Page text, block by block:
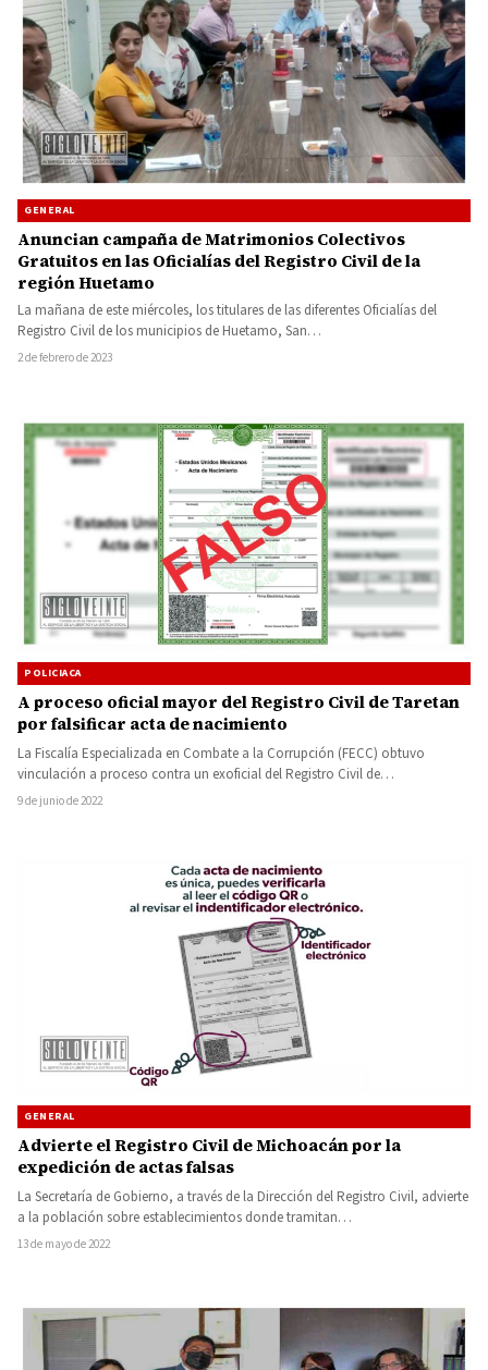
GENERAL
Anuncian campaña de Matrimonios Colectivos
Gratuitos en las Oficialías del Registro Civil de la
región Huetamo
La mañana de este miércoles, los titulares de las diferentes Oficialías del
Registro Civil de los municipios de Huetamo, San…
2 de febrero de 2023
POLICIACA
A proceso oficial mayor del Registro Civil de Taretan
por falsificar acta de nacimiento
La Fiscalía Especializada en Combate a la Corrupción (FECC) obtuvo
vinculación a proceso contra un exoficial del Registro Civil de…
9 de junio de 2022
GENERAL
Advierte el Registro Civil de Michoacán por la
expedición de actas falsas
La Secretaría de Gobierno, a través de la Dirección del Registro Civil, advierte
a la población sobre establecimientos donde tramitan…
13 de mayo de 2022